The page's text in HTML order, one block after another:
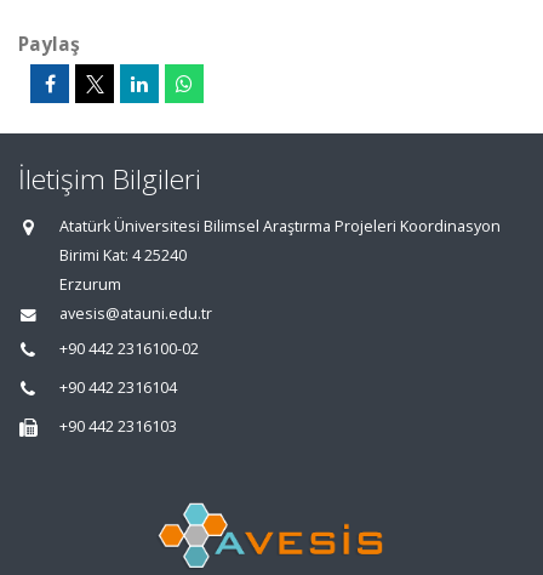
Paylaş
İletişim Bilgileri
Atatürk Üniversitesi Bilimsel Araştırma Projeleri Koordinasyon
Birimi Kat: 4 25240
Erzurum
avesis@atauni.edu.tr
+90 442 2316100-02
+90 442 2316104
+90 442 2316103